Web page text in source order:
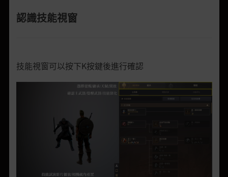
認識技能視窗
技能視窗可以按下K按鍵後進行確認